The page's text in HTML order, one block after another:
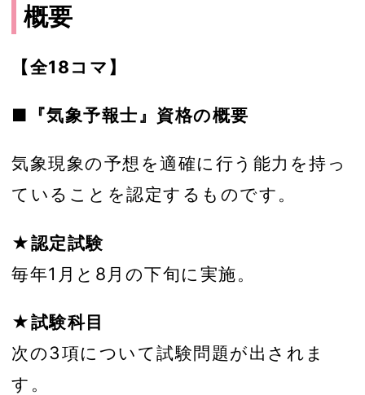
概要
【全18コマ】
■『気象予報士』資格の概要
気象現象の予想を適確に行う能力を持っ
ていることを認定するものです。
★認定試験
毎年1月と8月の下旬に実施。
★試験科目
次の3項について試験問題が出されま
す。